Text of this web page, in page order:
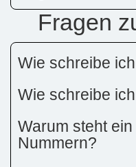
Fragen
Wie schreibe
Wie schreibe
Warum steht
Nummern?